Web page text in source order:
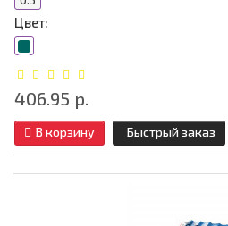
Цвет:
406.95 р.
В корзину Быстрый заказ